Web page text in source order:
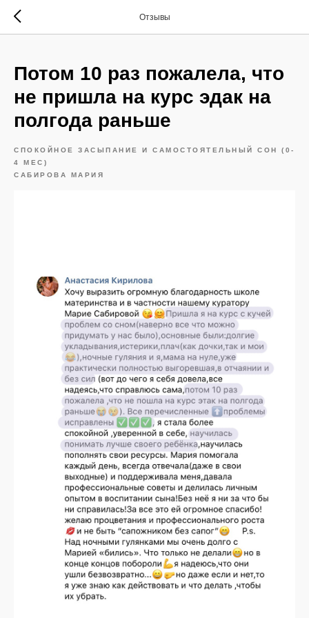
Отзывы
Потом 10 раз пожалела, что
не пришла на курс эдак на
полгода раньше
СПОКОЙНОЕ ЗАСЫПАНИЕ И САМОСТОЯТЕЛЬНЫЙ СОН (0-
4 МЕС)
САБИРОВА МАРИЯ